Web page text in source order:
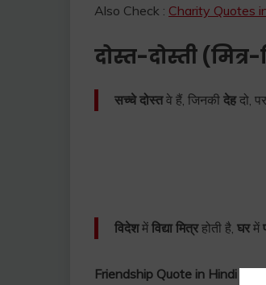
Also Check : Charity Quotes
दोस्त-दोस्ती (मित्र-
सच्चे दोस्तवे हैं, जिनकी देहदो, पर
विदेशमें विद्या मित्रहोती है, घरमें
Friendship Quote in Hindi